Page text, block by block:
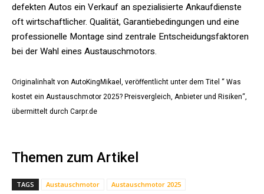
defekten Autos ein Verkauf an spezialisierte Ankaufdienste
oft wirtschaftlicher. Qualität, Garantiebedingungen und eine
professionelle Montage sind zentrale Entscheidungsfaktoren
bei der Wahl eines Austauschmotors.
Originalinhalt von AutoKingMikael, veröffentlicht unter dem Titel “ Was
kostet ein Austauschmotor 2025? Preisvergleich, Anbieter und Risiken“,
übermittelt durch Carpr.de
Themen zum Artikel
TAGS Austauschmotor
Austauschmotor 2025